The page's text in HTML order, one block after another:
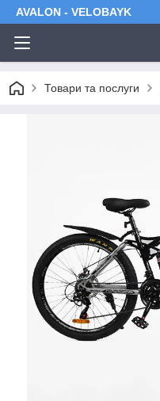
AVALON - VELOBAYK
Товари та послуги